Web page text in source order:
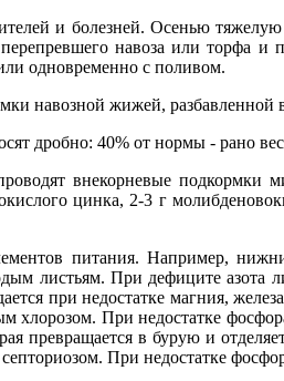
и болезней. Осенью
навоза или торфа
одновременно с поливом.
навозной жижей,
дробно: 40% от нормы - рано
внекорневые подкормки
цинка, 2-3 г
питания. Например,
листьям. При дефиците азота
при недостатке магния,
хлорозом. При недостатке
превращается в бурую и
При не­достатке